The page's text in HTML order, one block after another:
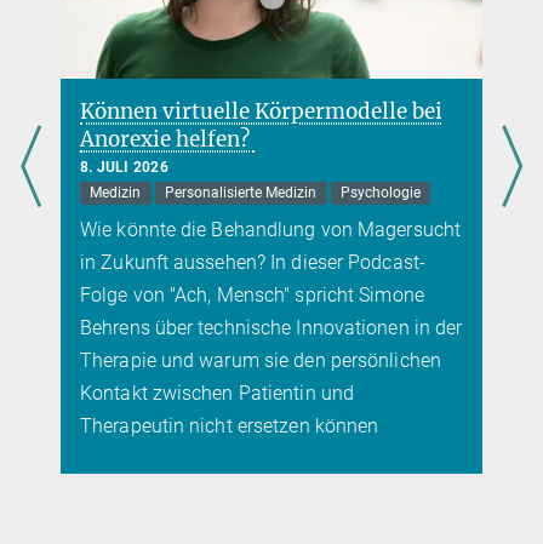
virtuelle Körpermodelle bei
helfen?
Personalisierte Medizin
Psychologie
die Behandlung von Magersucht
aussehen? In dieser Podcast-
"Ach, Mensch" spricht Simone
technische Innovationen in der
warum sie den persönlichen
Patientin und
nicht ersetzen können
Hemmung
verhindert
7. JULI 2026
Medizin
Die Auswirkungen
sich eines Tages